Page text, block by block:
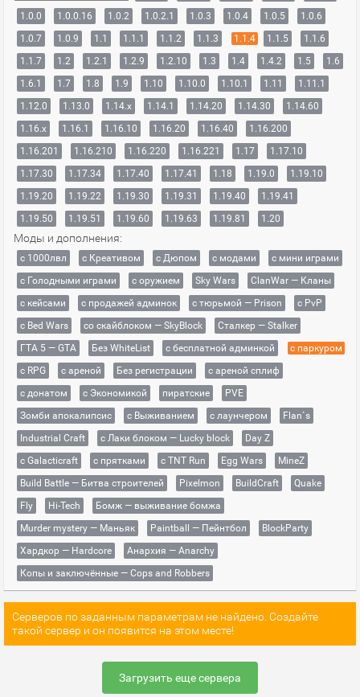
1.0.0
1.0.0.16 1.0.2 1.0.2.1 1.0.3 1.0.4 1.0.5
1.0.6
1.0.7
1.0.9 1.1 1.1.1 1.1.2 1.1.3 1.1.4 1.1.5
1.1.6
1.1.7
1.2 1.2.1 1.2.9 1.2.10 1.3 1.4 1.4.2 1.5
1.6
1.6.1
1.7 1.8 1.9 1.10 1.10.0 1.10.1 1.11
1.11.1
1.12.0
1.13.0 1.14.x 1.14.1 1.14.20 1.14.30
1.14.60
1.16.x
1.16.1 1.16.10 1.16.20 1.16.40
1.16.200
1.16.201
1.16.210 1.16.220 1.16.221 1.17
1.17.10
1.17.30
1.17.34 1.17.40 1.17.41 1.18 1.19.0
1.19.10
1.19.20
1.19.22 1.19.30 1.19.31 1.19.40
1.19.41
1.19.50
1.19.51 1.19.60 1.19.63 1.19.81 1.20
Моды и дополнения:
с 1000лвл c Креативом с Дюпом с модами
с мини играми
с Голодными играми
с оружием Sky Wars
ClanWar — Кланы
с кейсами
с продажей админок с тюрьмой — Prison
с PvP
с Bed Wars
со скайблоком — SkyBlock
Сталкер — Stalker
ГТА 5 — GTA
Без WhiteList с бесплатной админкой
с паркуром
с RPG
с ареной Без регистрации
с ареной сплиф
с донатом
с Экономикой пиратские
PVE
Зомби апокалипсис
с Выживанием с лаунчером
Flan`s
Industrial Craft
с Лаки блоком — Lucky block
Day Z
с Galacticraft
с прятками с TNT Run Egg Wars
MineZ
Build Battle — Битва строителей
Pixelmon BuildCraft
Quake
Fly
Hi-Tech
Бомж — выживание бомжа
Murder mystery — Маньяк
Paintball — Пейнтбол
BlockParty
Хардкор — Hardcore
Анархия — Anarchy
Копы и заключённые — Cops and Robbers
Серверов по заданным параметрам не найдено. Создайте
такой сервер и он появится на этом месте!
Загрузить еще сервера